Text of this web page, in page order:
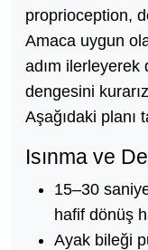
proprioception,
Amaca uygun
adım
dengesini
Aşağıdaki planı
Isınma ve
15–30
hafif dönüş
Ayak bileği